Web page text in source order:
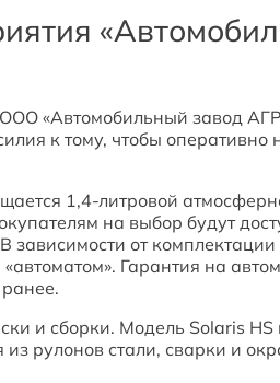
«Автомобильный завод
к тому, чтобы оперативно
1,4-литровой
на выбор будут
зависимости от комплектации
Гарантия на
и сборки. Модель Solaris
рулонов стали, сварки и